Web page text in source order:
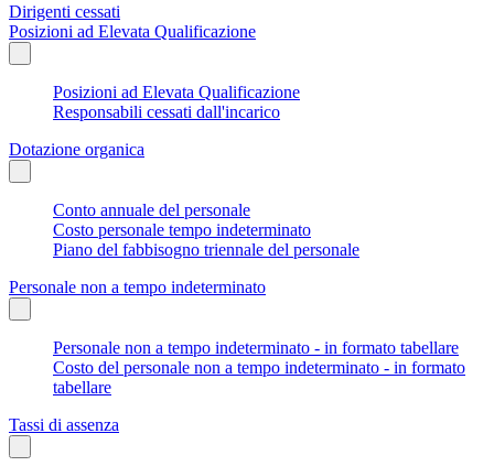
Dirigenti cessati
Posizioni ad Elevata Qualificazione
Posizioni ad Elevata Qualificazione
Responsabili cessati dall'incarico
Dotazione organica
Conto annuale del personale
Costo personale tempo indeterminato
Piano del fabbisogno triennale del personale
Personale non a tempo indeterminato
Personale non a tempo indeterminato - in formato tabellare
Costo del personale non a tempo indeterminato - in formato
tabellare
Tassi di assenza